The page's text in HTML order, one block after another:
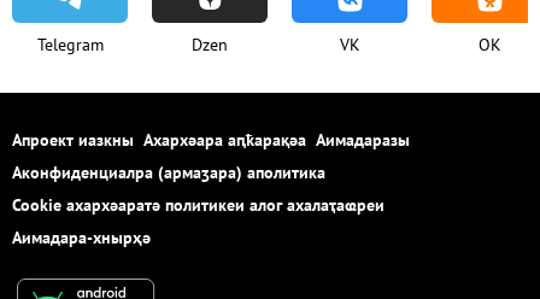
Telegram Dzen VK OK
Апроект иазкны Ахархәара аԥҟарақәа Аимадаразы
Аконфиденциалра (армаӡара) аполитика
Cookie ахархәаратә политикеи алог ахалаҭаҩреи
Аимадара-хнырҳә